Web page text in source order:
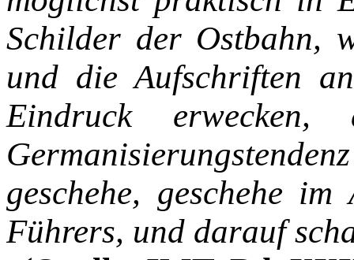
Schilder der Ostbahn,
und die Aufschriften
Eindruck
geschehe, geschehe
Führers, und darauf